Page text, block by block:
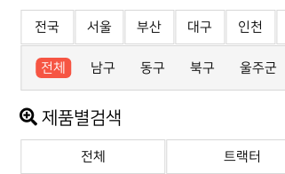
전국 서울 부산 대구 인천
전체 남구 동구 북구 울주군
제품별검색
전체 트랙터